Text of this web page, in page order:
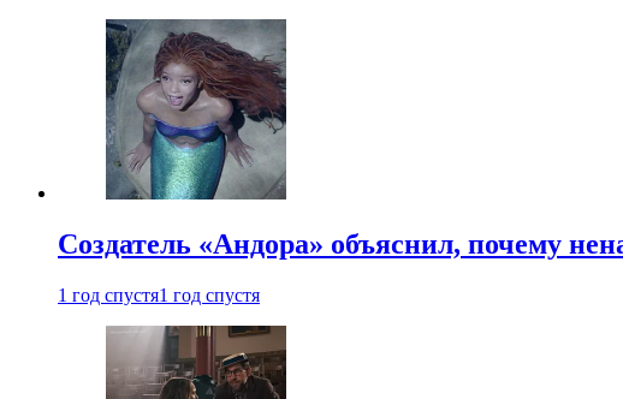
Создатель «Андора» объяснил, почему
1 год спустя1 год спустя